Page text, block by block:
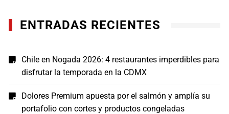
ENTRADAS RECIENTES
Chile en Nogada 2026: 4 restaurantes imperdibles para
disfrutar la temporada en la CDMX
Dolores Premium apuesta por el salmón y amplía su
portafolio con cortes y productos congeladas